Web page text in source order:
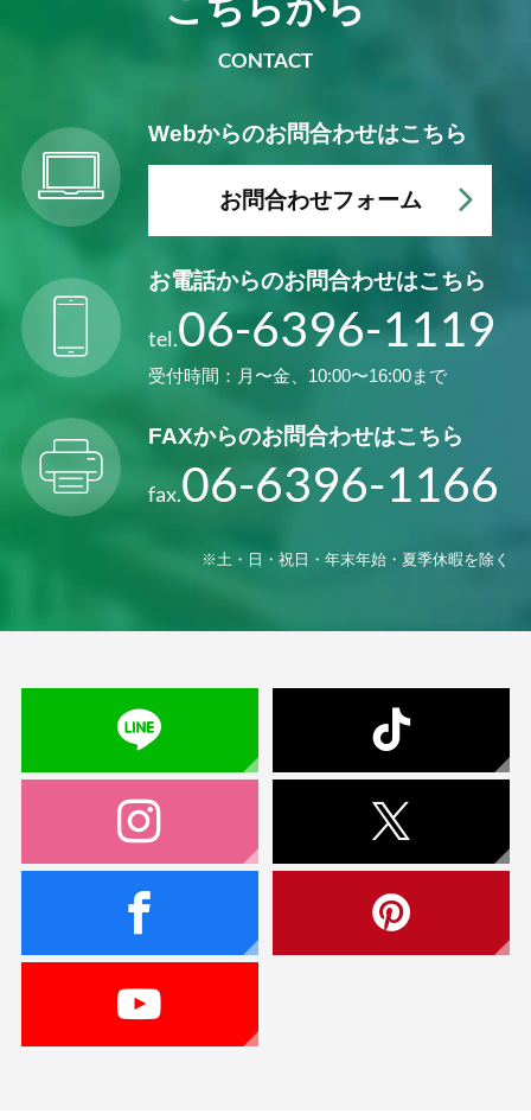
CONTACT
Webからのお問合わせはこちら
お問合わせフォーム
お電話からのお問合わせはこちら
tel.06-6396-1119
受付時間：月〜金、10:00〜16:00まで
FAXからのお問合わせはこちら
fax.06-6396-1166
※土・日・祝日・年末年始・夏季休暇を除く